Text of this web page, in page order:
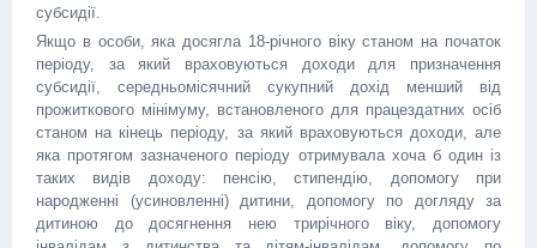
субсидії.
Якщо в особи, яка досягла 18-річного віку станом на початок
періоду, за який враховуються доходи для призначення
субсидії, середньомісячний сукупний дохід менший від
прожиткового мінімуму, встановленого для працездатних осіб
станом на кінець періоду, за який враховуються доходи, але
яка протягом зазначеного періоду отримувала хоча б один із
таких видів доходу: пенсію, стипендію, допомогу при
народженні (усиновленні) дитини, допомогу по догляду за
дитиною до досягнення нею трирічного віку, допомогу